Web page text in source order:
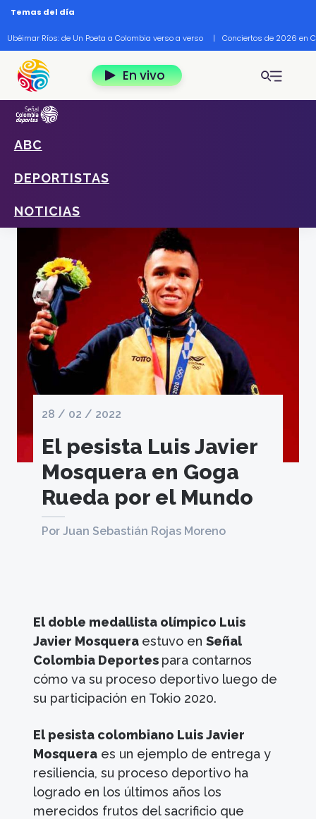
Pasar al contenido principal
Temas del día
Ubéimar Ríos: de Un Poeta a Colombia verso a verso | Conciertos de 2026 en
En vivo
ABC
DEPORTISTAS
NOTICIAS
Home
por el Mundo
28 / 02 / 2022
El pesista Luis Javier
Mosquera en Goga
Rueda por el Mundo
Por Juan Sebastián Rojas Moreno
El doble medallista olímpico Luis
Javier Mosquera estuvo enSeñal
Colombia Deportes para contarnos
cómo va su proceso deportivo luego de
su participación en Tokio 2020.
El pesista colombiano Luis Javier
Mosquera es un ejemplo de entrega y
resiliencia, su proceso deportivo ha
logrado en los últimos años los
merecidos frutos del sacrificio que